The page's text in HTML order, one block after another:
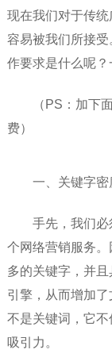
现在我们对于传
容易被我们所接
作要求是什么呢？
（PS：加下
费）
一、关键字密
手先，我们
个网络营销服务
多的关键字，并
引擎，从而增加
不是关键词，它
吸引力。